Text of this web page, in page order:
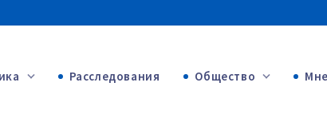
Расследования Общество